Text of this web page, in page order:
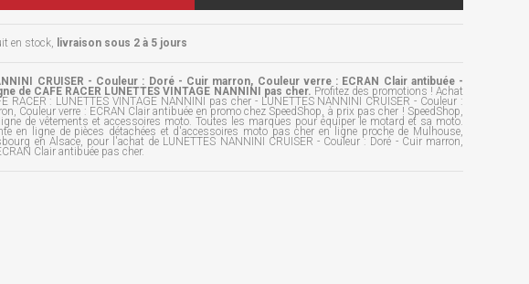
en stock, livraison sous 2 à 5 jours
CRUISER - Couleur : Doré - Cuir marron, Couleur verre : ECRAN Clair antibuée -
de CAFE RACER LUNETTES VINTAGE NANNINI pas cher. Profitez des promotions ! Achat
RACER : LUNETTES VINTAGE NANNINI pas cher - LUNETTES NANNINI CRUISER - Couleur :
Couleur verre : ECRAN Clair antibuée en promo chez SpeedShop, à prix pas cher ! SpeedShop,
de vêtements et accessoires moto. Toutes les marques pour équiper le motard et sa moto.
en ligne de pièces détachées et d'accessoires moto pas cher en ligne proche de Mulhouse,
en Alsace, pour l'achat de LUNETTES NANNINI CRUISER - Couleur : Doré - Cuir marron,
Clair antibuée pas cher.